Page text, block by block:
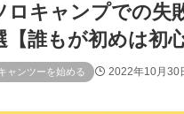
ロキャンプでの失
【誰もが初めは初心
ャンツーを始める 2022年10月30